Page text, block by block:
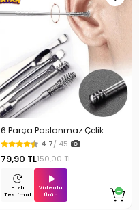
6 Parça Paslanmaz Çelik
Kulak Temizleme Seti
4.7/ 45
79,90 TL150,00 TL
Hızlı
Teslimat
Videolu
Ürün